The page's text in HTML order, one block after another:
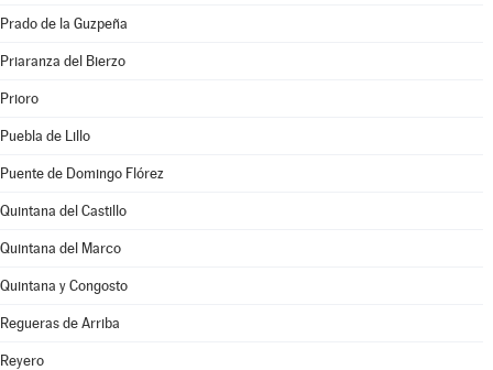
Prado de la Guzpeña
Priaranza del Bierzo
Prioro
Puebla de Lillo
Puente de Domingo Flórez
Quintana del Castillo
Quintana del Marco
Quintana y Congosto
Regueras de Arriba
Reyero